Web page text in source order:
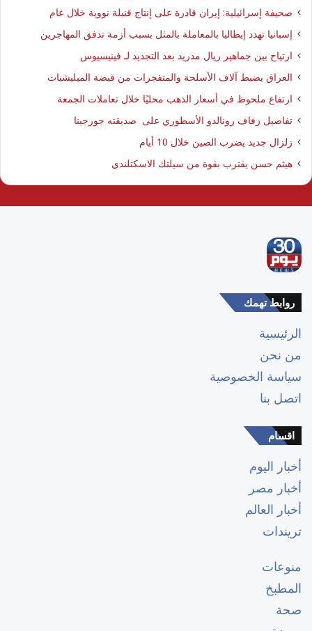
صحيفة إسرائيلية: إيران قادرة على إنتاج قنبلة نووية خلال عام
إسبانيا تهدد إيطاليا بالمعاملة بالمثل بسبب أزمة تدفق المهاجرين
ارتياح بين جماهير ريال مدريد بعد التجديد لـ فينيسيوس
العراق يضبط آلاف الأسلحة والمتفجرات من قبضة الميليشبات
ارتفاع ملحوظ في أسعار الذهب محليًا خلال تعاملات الجمعة
تفاصيل زفاف رونالدو الأسطوري على صديقته جورجينا
زلزال جديد يضرب الصين خلال 10 أيام
هيثم حسن يقترب بقوة من سيلتك الاسكتلندي
روابط تهمك
الرئيسية
من نحن
سياسة الخصوصية
اتصل بنا
اقسام
أخبار اليوم
أخبار مصر
أخبار العالم
تريندات
منوعات
المطبخ
صحة